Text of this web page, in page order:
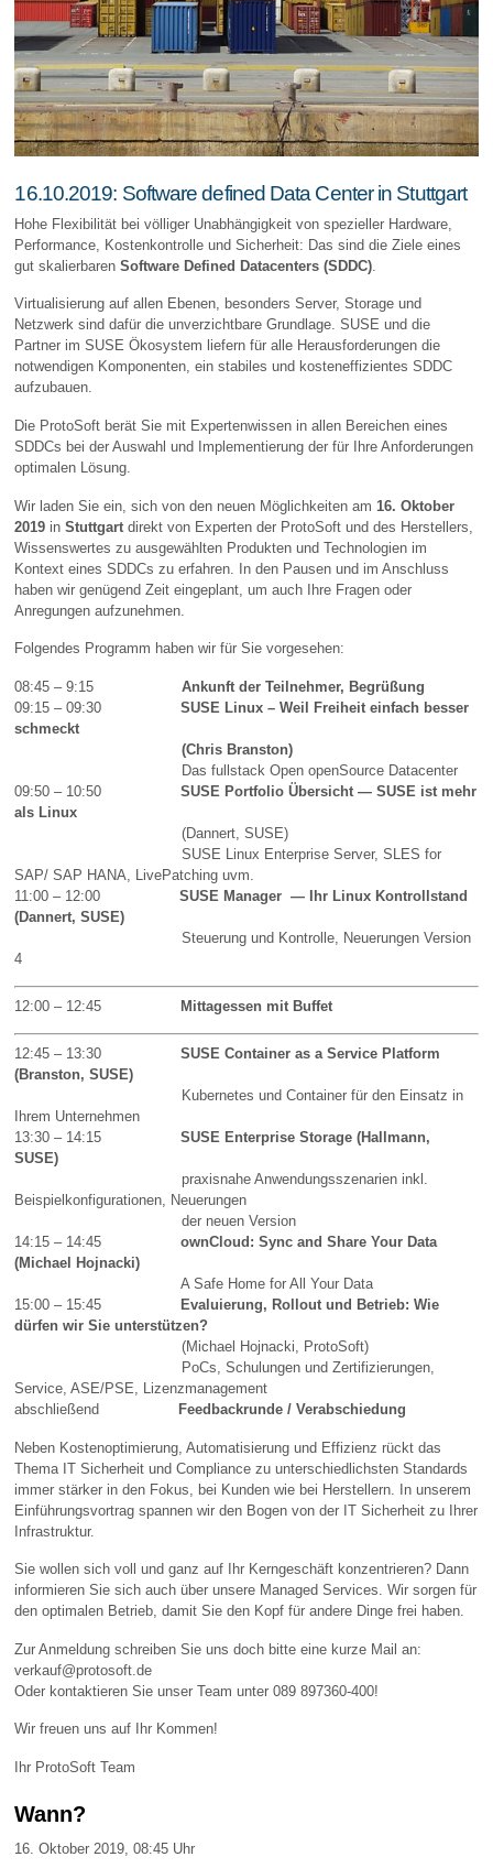
16.10.2019: Software defined Data Center in Stuttgart
Hohe Flexibilität bei völliger Unabhängigkeit von spezieller Hardware,
Performance, Kostenkontrolle und Sicherheit: Das sind die Ziele eines
gut skalierbarenSoftware Defined Datacenters (SDDC)
Virtualisierung auf allen Ebenen, besonders Server, Storage und
Netzwerk sind dafür die unverzichtbare Grundlage. SUSE und die
Partner im SUSE Ökosystem liefern für alle Herausforderungen die
notwendigen Komponenten, ein stabiles und kosteneffizientes SDDC
aufzubauen.
Die ProtoSoft berät Sie mit Expertenwissen in allen Bereichen eines
SDDCs bei der Auswahl und Implementierung der für Ihre Anforderungen
optimalen Lösung.
Wir laden Sie ein, sich von den neuen Möglichkeiten am 16. Oktober
2019 inStuttgartdirekt von Experten der ProtoSoft und des Herstellers,
Wissenswertes zu ausgewählten Produkten und Technologien im
Kontext eines SDDCs zu erfahren. In den Pausen und im Anschluss
haben wir genügend Zeit eingeplant, um auch Ihre Fragen oder
Anregungen aufzunehmen.
Folgendes Programm haben wir für Sie vorgesehen:
08:45 – 9:15Ankunft der Teilnehmer, Begrüßung
09:15 – 09:30
SUSE Linux – Weil Freiheit einfach besser
schmeckt
(Chris Branston)
Das fullstack Open openSource Datacenter
09:50 – 10:50SUSE Portfolio Übersicht — SUSE ist mehr
als Linux
(Dannert, SUSE)
SUSE Linux Enterprise Server, SLES for
SAP/ SAP HANA, LivePatching uvm.
11:00 – 12:00SUSE Manager — Ihr Linux Kontrollstand
(Dannert, SUSE)
Steuerung und Kontrolle, Neuerungen Version
4
12:00 – 12:45 Mittagessen mit Buffet
12:45 – 13:30SUSE Container as a Service Platform
(Branston, SUSE)
Kubernetes und Container für den Einsatz in
Ihrem Unternehmen
13:30 – 14:15SUSE Enterprise Storage (Hallmann,
SUSE)
praxisnahe Anwendungsszenarien inkl.
Beispielkonfigurationen, Neuerungen
der neuen Version
14:15 – 14:45ownCloud: Sync and Share Your Data
(Michael Hojnacki)
A Safe Home for All Your Data
15:00 – 15:45
Evaluierung, Rollout und Betrieb: Wie
dürfen wir Sie unterstützen?
(Michael Hojnacki, ProtoSoft)
PoCs, Schulungen und Zertifizierungen,
Service, ASE/PSE, Lizenzmanagement
abschließend
Feedbackrunde / Verabschiedung
Neben Kostenoptimierung, Automatisierung und Effizienz rückt das
Thema IT Sicherheit und Compliance zu unterschiedlichsten Standards
immer stärker in den Fokus, bei Kunden wie bei Herstellern. In unserem
Einführungsvortrag spannen wir den Bogen von der IT Sicherheit zu Ihrer
Infrastruktur.
Sie wollen sich voll und ganz auf Ihr Kerngeschäft konzentrieren? Dann
informieren Sie sich auch über unsere Managed Services. Wir sorgen für
den optimalen Betrieb, damit Sie den Kopf für andere Dinge frei haben.
Zur Anmeldung schreiben Sie uns doch bitte eine kurze Mail an:
verkauf@protosoft.de
Oder kontaktieren Sie unser Team unter 089 897360-400!
Wir freuen uns auf Ihr Kommen!
Ihr ProtoSoft Team
Wann?
16. Oktober 2019, 08:45 Uhr